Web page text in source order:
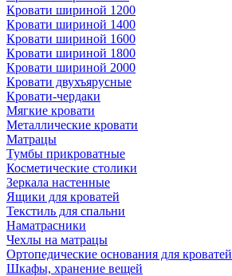
Кровати шириной 1200
Кровати шириной 1400
Кровати шириной 1600
Кровати шириной 1800
Кровати шириной 2000
Кровати двухъярусные
Кровати-чердаки
Мягкие кровати
Металлические кровати
Матрацы
Тумбы прикроватные
Косметические столики
Зеркала настенные
Ящики для кроватей
Текстиль для спальни
Наматрасники
Чехлы на матрацы
Ортопедические основания для кроватей
Шкафы, хранение вещей